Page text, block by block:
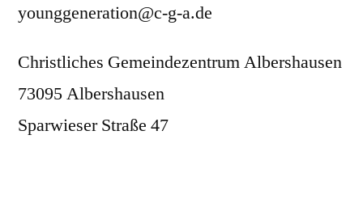
younggeneration@c-g-a.de
Christliches Gemeindezentrum Albershausen
73095 Albershausen
Sparwieser Straße 47